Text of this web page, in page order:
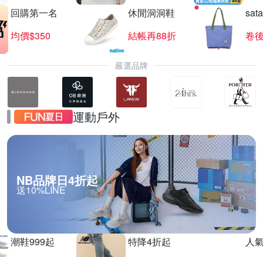
回購第一名
均價$350
休閒洞洞鞋
結帳再88折
卷
嚴選品牌
運動戶外
NB品牌日4折起
送10%LINE
潮鞋999起
特降4折起
人